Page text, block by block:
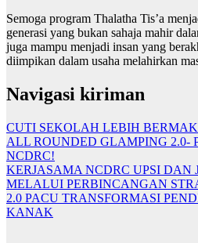
Semoga program Thalatha Tis’a
generasi yang bukan sahaja mahir
juga mampu menjadi insan yang
diimpikan dalam usaha melahirkan
Navigasi kiriman
CUTI SEKOLAH LEBIH
ALL ROUNDED GLAMPING
NCDRC!
KERJASAMA NCDRC UPSI DAN
MELALUI PERBINCANGAN
2.0 PACU TRANSFORMASI
KANAK